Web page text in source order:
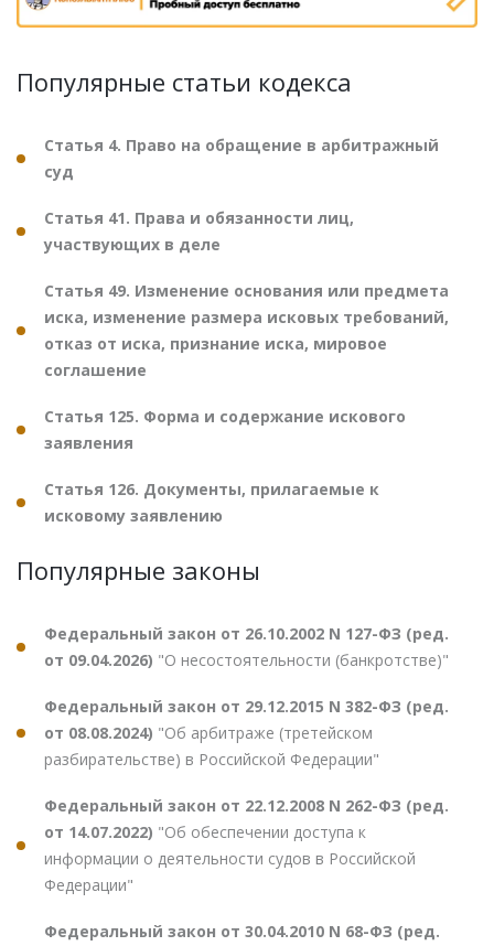
Популярные статьи кодекса
Статья 4. Право на обращение в арбитражный
суд
Статья 41. Права и обязанности лиц,
участвующих в деле
Статья 49. Изменение основания или предмета
иска, изменение размера исковых требований,
отказ от иска, признание иска, мировое
соглашение
Статья 125. Форма и содержание искового
заявления
Статья 126. Документы, прилагаемые к
исковому заявлению
Популярные законы
Федеральный закон от 26.10.2002 N 127-ФЗ (ред.
от 09.04.2026) "О несостоятельности (банкротстве)"
Федеральный закон от 29.12.2015 N 382-ФЗ (ред.
от 08.08.2024) "Об арбитраже (третейском
разбирательстве) в Российской Федерации"
Федеральный закон от 22.12.2008 N 262-ФЗ (ред.
от 14.07.2022) "Об обеспечении доступа к
информации о деятельности судов в Российской
Федерации"
Федеральный закон от 30.04.2010 N 68-ФЗ (ред.